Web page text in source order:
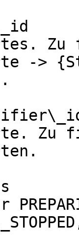
->
Zu